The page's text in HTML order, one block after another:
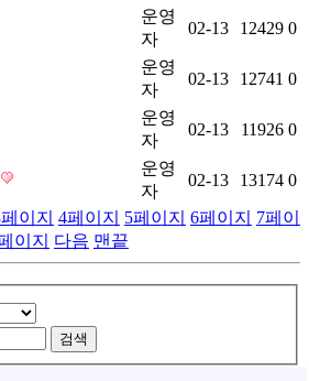
운영
자
02-13 12429 0
운영
자
02-13 12741 0
운영
자
02-13 11926 0
운영
자
02-13 13174 0
페이지 4페이지 5페이지 6페이지 7페이
이지 다음 맨끝
검색